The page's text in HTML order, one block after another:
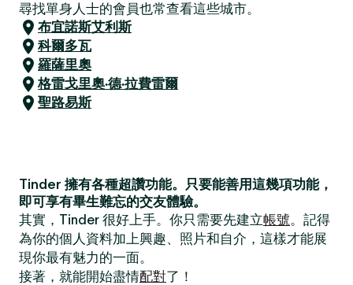
尋找單身人士的會員也常查看這些城市。
布宜諾斯艾利斯
科爾多瓦
羅薩里奧
格雷戈里奧·德·拉費雷爾
聖路易斯
Tinder 擁有各種超讚功能。只要能善用這幾項功能，
即可享有畢生難忘的交友體驗。
其實，Tinder 很好上手。你只需要先建立帳號。記得
為你的個人資料加上興趣、照片和自介，這樣才能展
現你最有魅力的一面。
接著，就能開始盡情配對了！